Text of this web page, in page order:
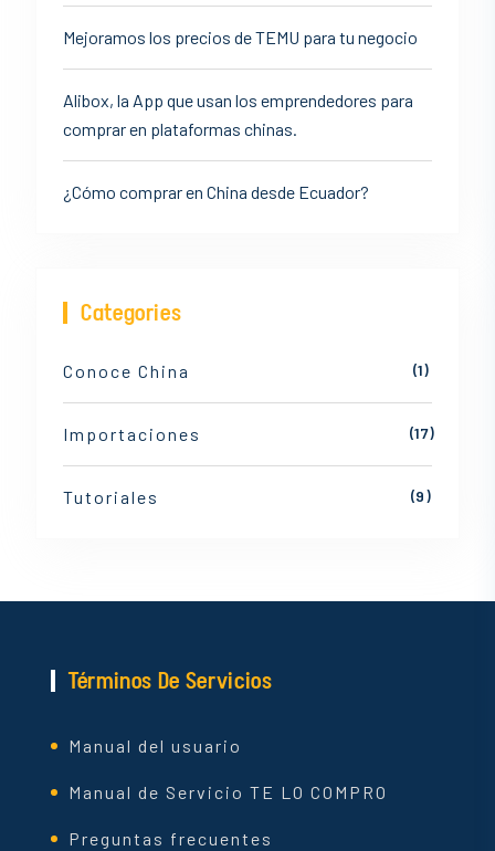
Mejoramos los precios de TEMU para tu negocio
Alibox, la App que usan los emprendedores para
comprar en plataformas chinas.
¿Cómo comprar en China desde Ecuador?
Categories
Conoce China (1)
Importaciones (17)
Tutoriales (9)
Términos De Servicios
Manual del usuario
Manual de Servicio TE LO COMPRO
Preguntas frecuentes